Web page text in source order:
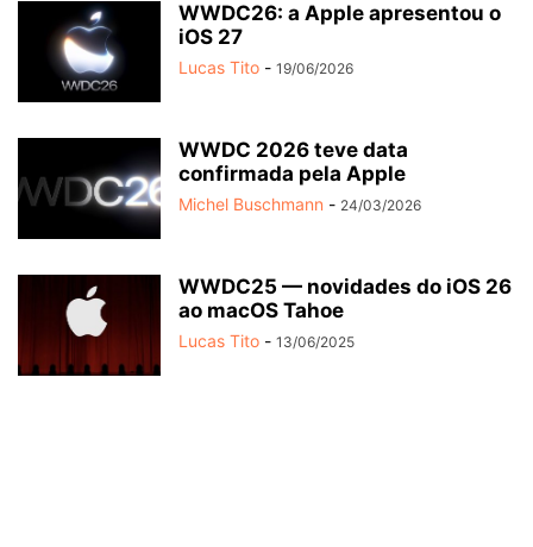
WWDC26: a Apple apresentou o
iOS 27
Lucas Tito - 19/06/2026
WWDC 2026 teve data
confirmada pela Apple
Michel Buschmann - 24/03/2026
WWDC25 — novidades do iOS 26
ao macOS Tahoe
Lucas Tito - 13/06/2025